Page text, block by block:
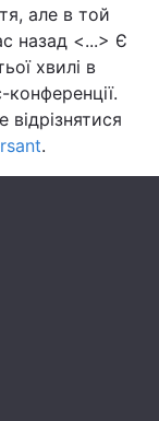
але в той
назад <...> Є
хвилі в
.